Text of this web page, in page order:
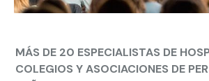
MÁS DE 20 ESPECIALISTAS DE
COLEGIOS Y ASOCIACIONES DE